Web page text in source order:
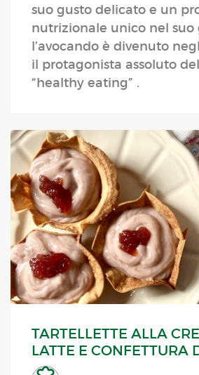
suo gusto delicato e un
nutrizionale unico nel suo
l’avocando è divenuto
il protagonista assoluto
“healthy eating” .
TARTELLETTE ALLA
LATTE E CONFETTURA